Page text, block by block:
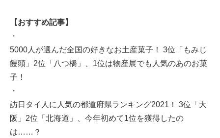
【おすすめ記事】
・
5000人が選んだ全国の好きなお土産菓子！ 3位「もみじ
饅頭」2位「八つ橋」、1位は物産展でも人気のあのお菓
子！
・
訪日タイ人に人気の都道府県ランキング2021！ 3位「大
阪」2位「北海道」、今年初めて1位を獲得したの
は……？